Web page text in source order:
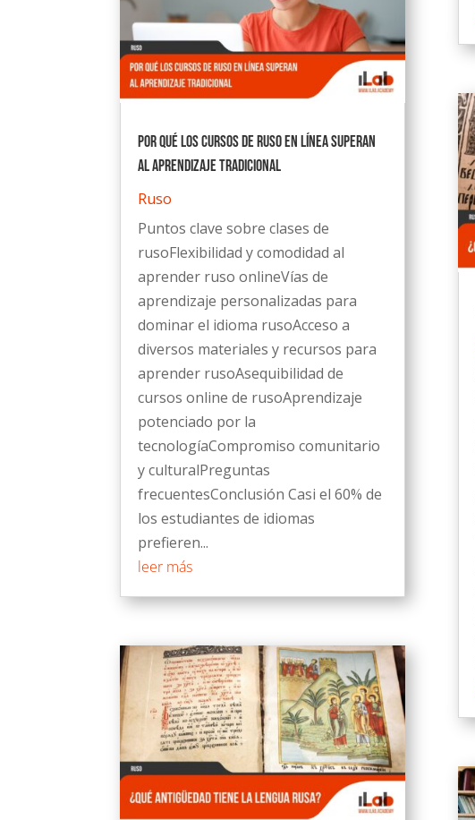
Por qué los cursos de ruso en línea superan
al aprendizaje tradicional
Ruso
Puntos clave sobre clases de
rusoFlexibilidad y comodidad al
aprender ruso onlineVías de
aprendizaje personalizadas para
dominar el idioma rusoAcceso a
diversos materiales y recursos para
aprender rusoAsequibilidad de
cursos online de rusoAprendizaje
potenciado por la
tecnologíaCompromiso comunitario
y culturalPreguntas
frecuentesConclusión Casi el 60% de
los estudiantes de idiomas
prefieren...
leer más